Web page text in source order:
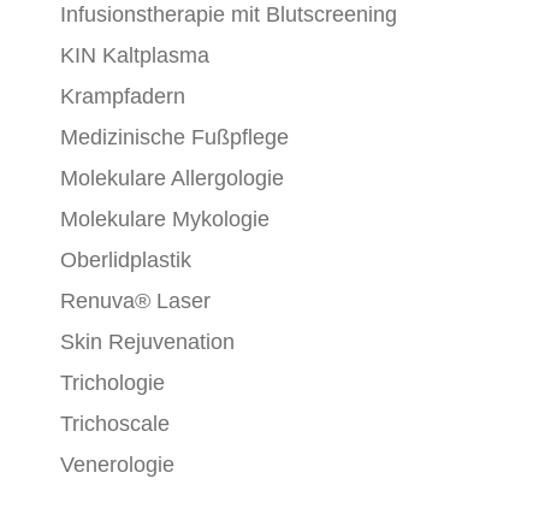
Infusionstherapie mit Blutscreening
KIN Kaltplasma
Krampfadern
Medizinische Fußpflege
Molekulare Allergologie
Molekulare Mykologie
Oberlidplastik
Renuva® Laser
Skin Rejuvenation
Trichologie
Trichoscale
Venerologie